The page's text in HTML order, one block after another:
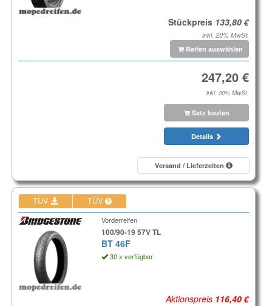
Stückpreis
inkl. 20% MwSt.
Reifen auswählen
inkl. 20% MwSt.
Satz kaufen
Details
Versand / Lieferzeiten
TÜV TÜV
Vorderreifen
100/90-19 57V TL
BT 46F
30 x verfügbar
Aktionspreis